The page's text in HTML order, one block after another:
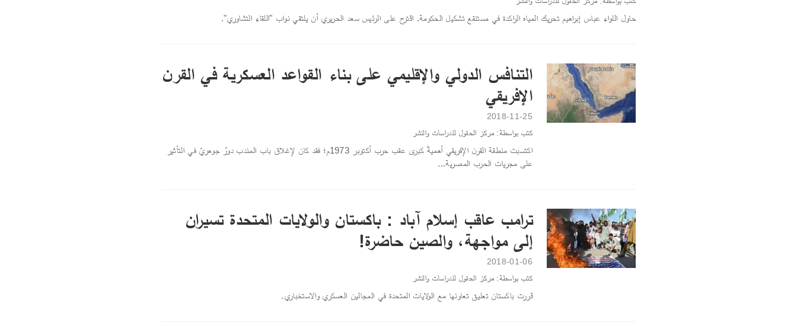
حاول اللواء عباس إبراهيم تحريك المياه الراكدة في مستنقع تشكيل الحكومة. اقترح على الرئيس سعد الحريري أن يلتقي نواب "اللقاء التشاوري".
التنافس الدولي والإقليمي على بناء القواعد العسكرية في القرن
الإفريقي
2018-11-25
كتب بواسطة: مركز الحقول للدراسات والنشر
اكتسبت منطقة القرن الإفريقي أهميةً كبرى عقب حرب أكتوبر 1973م؛ فقد كان لإغلاق باب المندب دورٌ جوهريٌ في التأثير
على مجريات الحرب المصرية...
ترامب عاقب إسلام آباد : باكستان والولايات المتحدة تسيران
إلى مواجهة، والصين حاضرة!
2018-01-06
كتب بواسطة: مركز الحقول للدراسات والنشر
قررت باكستان تعليق تعاونها مع الولايات المتحدة في المجالين العسكري والاستخباري.